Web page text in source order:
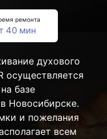
ремонта
40 мин
духового
осуществляется
базе
Новосибирске.
и пожелания
всем